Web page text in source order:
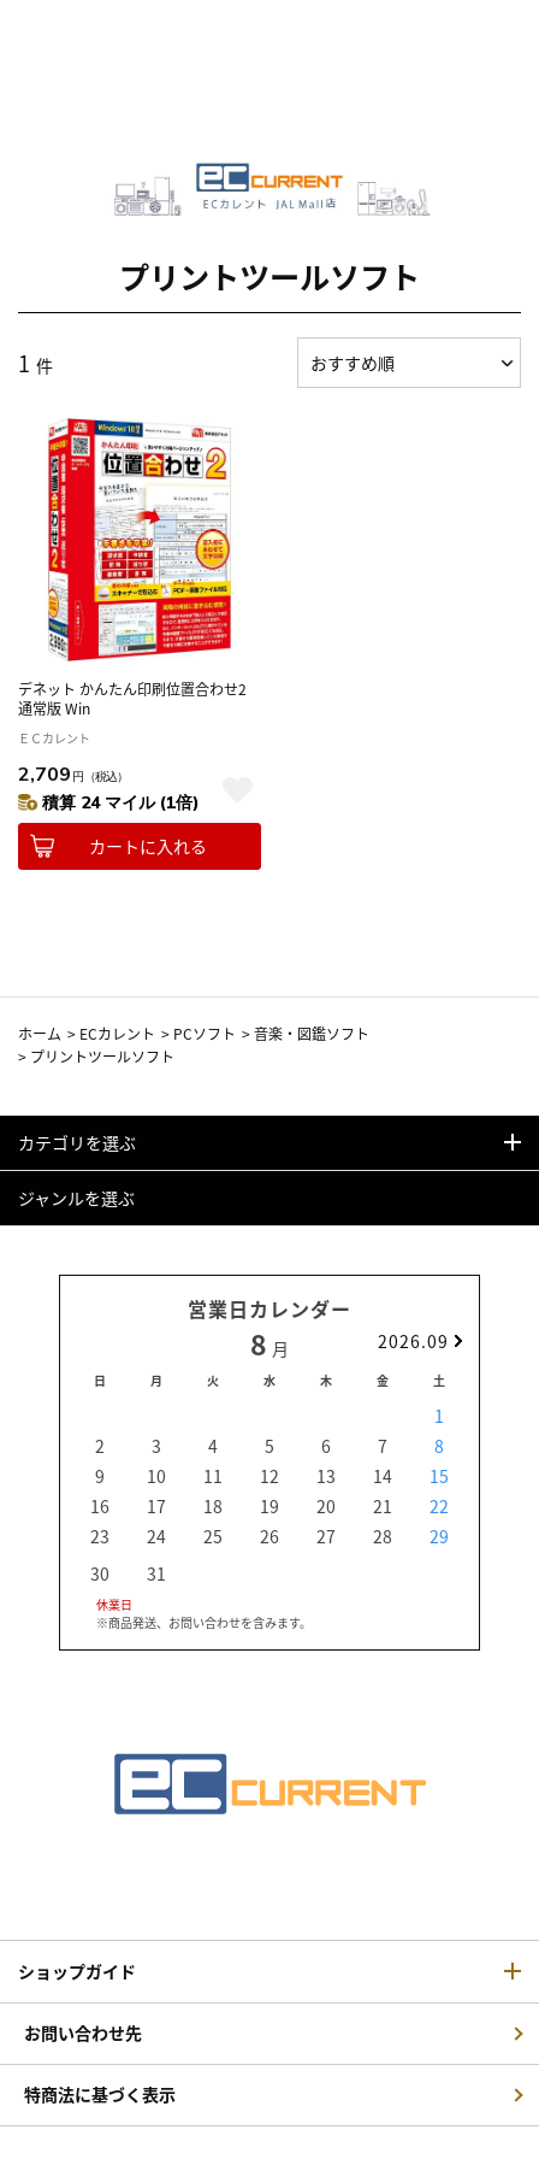
プリントツールソフト
1 件
デネット かんたん印刷位置合わせ2
通常版 Win
ＥＣカレント
2,709 円 （税込）
積算 24 マイル (1倍)
カートに入れる
ホーム > ECカレント > PCソフト >音楽・図鑑ソフト
> プリントツールソフト
カテゴリを選ぶ
ジャンルを選ぶ
営業日カレンダー
8 月 2026.09
日 月 火 水 木 金 土
1
2
3 4 5 6 7
8
9
10 11 12 13 14
15
16
17 18 19 20 21
22
23
24 25 26 27 28
29
30
31
休業日
※商品発送、お問い合わせを含みます。
ショップガイド
お問い合わせ先
特商法に基づく表示